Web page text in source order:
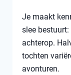
Je maakt
slee
achterop.
tochten
avonturen.